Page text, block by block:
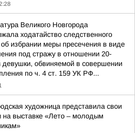
Великого Новгорода
ходатайство следственного
об избрании меры пресечения в виде
под стражу в отношении 20-
девушки, обвиняемой в совершении
по ч. 4 ст. 159 УК РФ...
художница представила свои
на выставке «Лето – молодым